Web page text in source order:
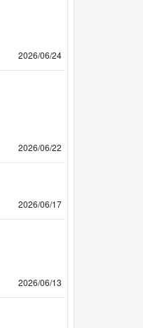
2026/06/24
2026/06/22
2026/06/17
2026/06/13